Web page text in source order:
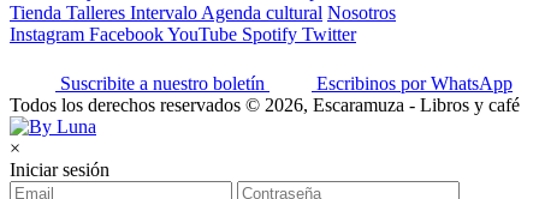
Tienda Talleres Intervalo Agenda cultural Nosotros
Instagram FacebookYouTube Spotify Twitter
Suscribite a nuestro boletín
Escribinos por WhatsApp
Todos los derechos reservados © 2026, Escaramuza - Libros y café
×
Iniciar sesión